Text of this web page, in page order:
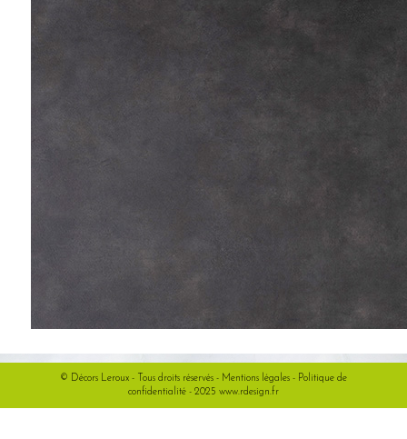
© Décors Leroux - Tous droits réservés - Mentions légales- Politique de
confidentialité- 2025 www.rdesign.fr